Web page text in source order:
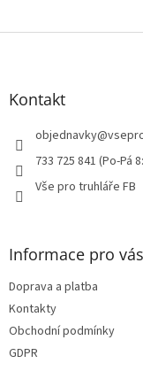
Z
Kontakt
objednavky@
733 725 841 (Po-Pá
Vše pro truhláře FB
Informace pro vás
Doprava a platba
Kontakty
Obchodní podmínky
GDPR